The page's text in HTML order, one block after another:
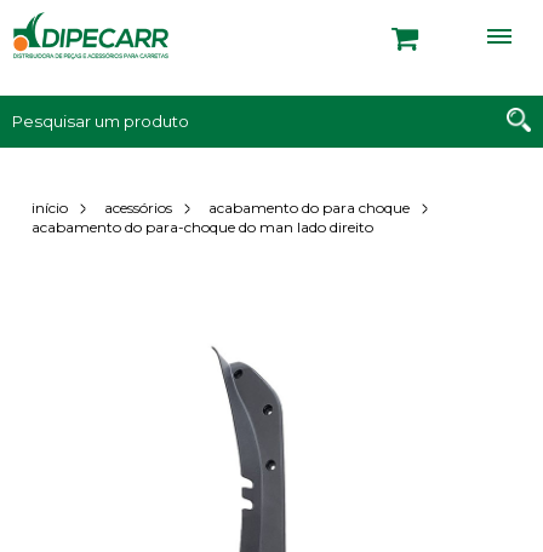
início acessórios
acabamento do para choque
acabamento do para-choque do man lado direito